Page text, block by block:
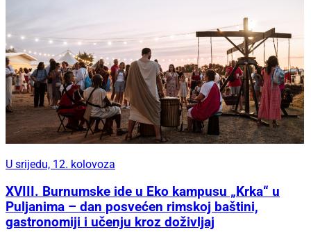
U srijedu, 12. kolovoza
XVIII. Burnumske ide u Eko kampusu „Krka“ u
Puljanima – dan posvećen rimskoj baštini,
gastronomiji i učenju kroz doživljaj